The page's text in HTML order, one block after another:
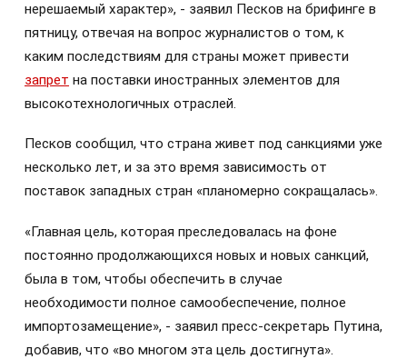
нерешаемый характер», - заявил Песков на брифинге в
пятницу, отвечая на вопрос журналистов о том, к
каким последствиям для страны может привести
запрет на поставки иностранных элементов для
высокотехнологичных отраслей.
Песков сообщил, что страна живет под санкциями уже
несколько лет, и за это время зависимость от
поставок западных стран «планомерно сокращалась».
«Главная цель, которая преследовалась на фоне
постоянно продолжающихся новых и новых санкций,
была в том, чтобы обеспечить в случае
необходимости полное самообеспечение, полное
импортозамещение», - заявил пресс-секретарь Путина,
добавив, что «во многом эта цель достигнута».